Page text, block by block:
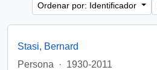
Ordenar por: Identificador
Stasi, Bernard
Persona
· 1930-2011